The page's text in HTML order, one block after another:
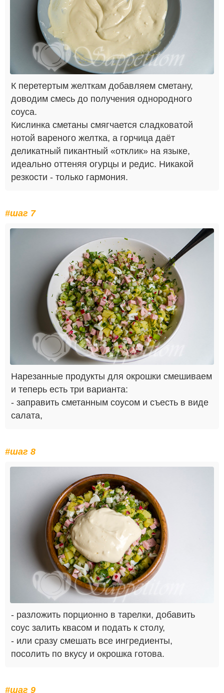
К перетертым желткам добавляем сметану,
доводим смесь до получения однородного
соуса.
Кислинка сметаны смягчается сладковатой
нотой вареного желтка, а горчица даёт
деликатный пикантный «отклик» на языке,
идеально оттеняя огурцы и редис. Никакой
резкости - только гармония.
#шаг 7
Нарезанные продукты для окрошки смешиваем
и теперь есть три варианта:
- заправить сметанным соусом и съесть в виде
салата,
#шаг 8
- разложить порционно в тарелки, добавить
соус залить квасом и подать к столу,
- или сразу смешать все ингредиенты,
посолить по вкусу и окрошка готова.
#шаг 9